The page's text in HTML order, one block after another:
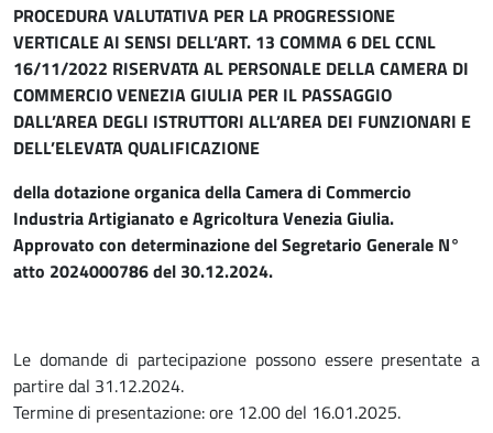
PROCEDURA VALUTATIVA PER LA PROGRESSIONE
VERTICALE AI SENSI DELL’ART. 13 COMMA 6 DEL CCNL
16/11/2022 RISERVATA AL PERSONALE DELLA CAMERA DI
COMMERCIO VENEZIA GIULIA PER IL PASSAGGIO
DALL’AREA DEGLI ISTRUTTORI ALL’AREA DEI FUNZIONARI E
DELL’ELEVATA QUALIFICAZIONE
della dotazione organica della Camera di Commercio
Industria Artigianato e Agricoltura Venezia Giulia.
Approvato con determinazione del Segretario Generale N°
atto 2024000786 del 30.12.2024.
Le domande di partecipazione possono essere presentate a
partire dal 31.12.2024.
Termine di presentazione: ore 12.00 del 16.01.2025.